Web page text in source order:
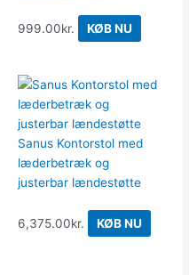
999.00kr. KØB NU
Sanus Kontorstol med
læderbetræk og
justerbar lændestøtte
6,375.00kr. KØB NU